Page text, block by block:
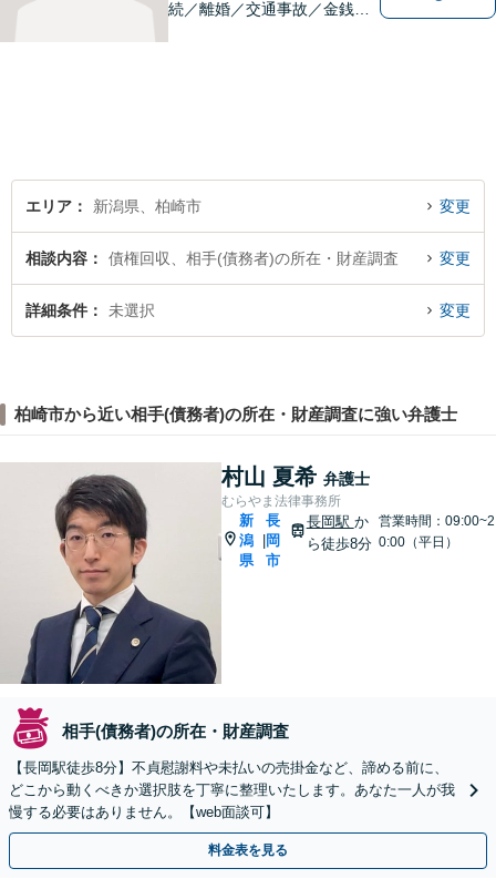
続／離婚／交通事故／金銭ト
エリア 新潟県、柏崎市 変更
相談内容 債権回収、相手(債務者)の所在・財産調査 変更
詳細条件 未選択 変更
柏崎市から近い相手(債務者)の所在・財産調査に強い弁護士
村山 夏希 弁護士
むらやま法律事務所
新
潟
県
長
岡
市
長岡駅 か
ら徒歩8分
営業時間：09:00~2
0:00（平日）
相手(債務者)の所在・財産調査
【長岡駅徒歩8分】不貞慰謝料や未払いの売掛金など、諦める前に、
どこから動くべきか選択肢を丁寧に整理いたします。あなた一人が我
慢する必要はありません。【web面談可】
料金表を見る